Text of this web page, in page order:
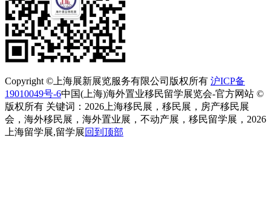
Copyright ©上海展新展览服务有限公司版权所有 沪ICP备
19010049号-6中国(上海)海外置业移民留学展览会-官方网站 ©
版权所有 关键词：2026上海移民展，移民展，房产移民展
会，海外移民展，海外置业展，不动产展，移民留学展，2026
上海留学展,留学展回到顶部